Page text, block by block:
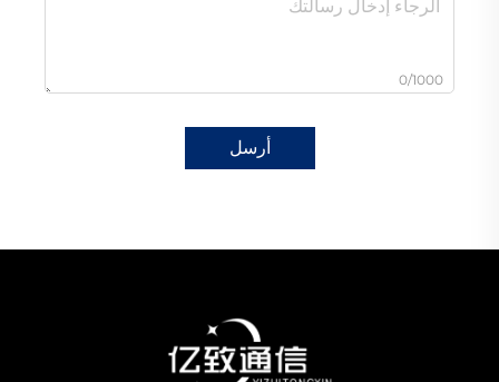
0/1000
أرسل